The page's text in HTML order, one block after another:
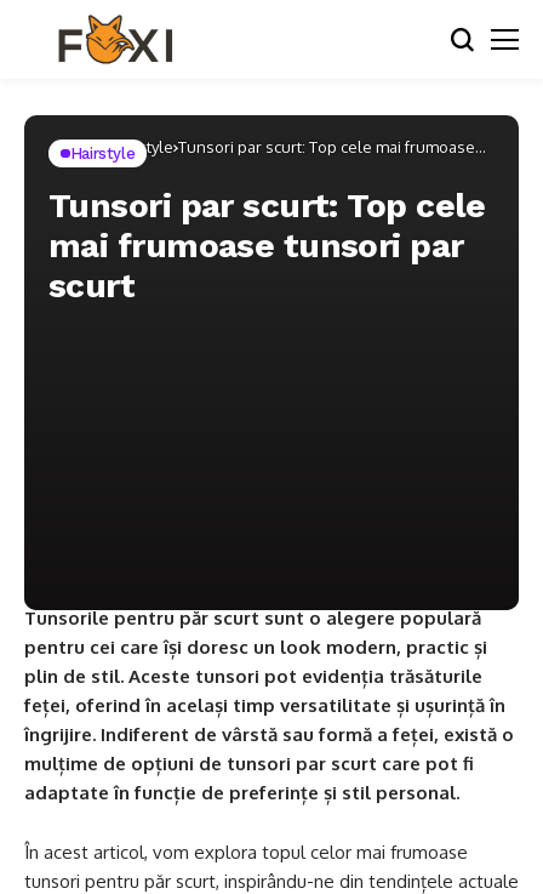
Home Hairstyle Tunsori par scurt: Top cele mai frumoase
Hairstyle
Tunsori par scurt: Top cele
mai frumoase tunsori par
scurt
Tunsorile pentru păr scurt sunt o alegere populară
pentru cei care își doresc un look modern, practic și
plin de stil. Aceste tunsori pot evidenția trăsăturile
feței, oferind în același timp versatilitate și ușurință în
îngrijire. Indiferent de vârstă sau formă a feței, există o
mulțime de opțiuni de tunsori par scurt care pot fi
adaptate în funcție de preferințe și stil personal.
În acest articol, vom explora topul celor mai frumoase
tunsori pentru păr scurt, inspirându-ne din tendințele actuale